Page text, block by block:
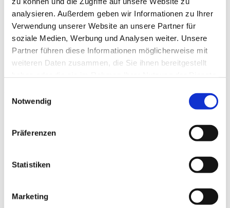
analysieren. Außerdem geben wir Informationen zu Ihrer
Verwendung unserer Website an unsere Partner für
soziale Medien, Werbung und Analysen weiter. Unsere
Partner führen diese Informationen möglicherweise mit
weiteren Daten zusammen, die Sie ihnen bereitgestellt
Notwendig
Präferenzen
Statistiken
Marketing
zuverlässiger Planung und
Umsetzung